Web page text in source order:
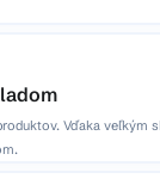
Vďaka veľkým